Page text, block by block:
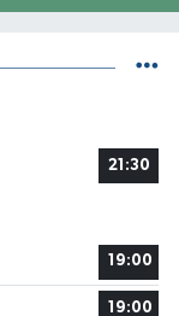
21:30
19:00
19:00